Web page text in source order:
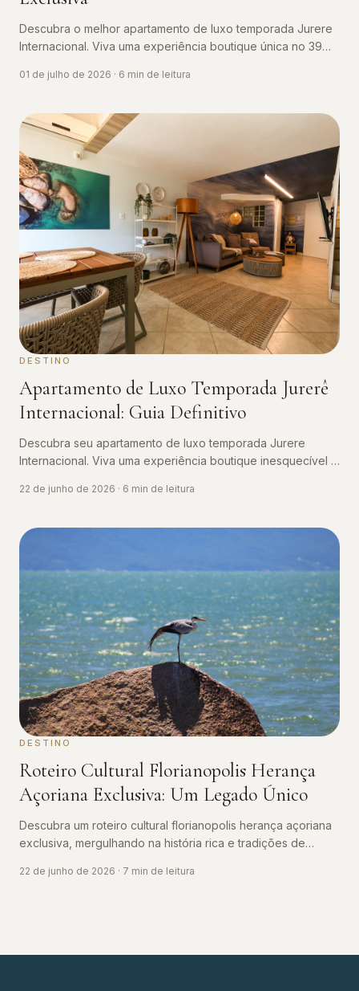
Descubra o melhor apartamento de luxo temporada Jurere
Internacional. Viva uma experiência boutique única no 39
01 de julho de 2026 · 6 min de leitura
DESTINO
Apartamento de Luxo Temporada Jurerê
Internacional: Guia Definitivo
Descubra seu apartamento de luxo temporada Jurere
Internacional. Viva uma experiência boutique inesquecível a
22 de junho de 2026 · 6 min de leitura
DESTINO
Roteiro Cultural Florianopolis Herança
Açoriana Exclusiva: Um Legado Único
Descubra um roteiro cultural florianopolis herança açoriana
exclusiva, mergulhando na história rica e tradições de
22 de junho de 2026 · 7 min de leitura